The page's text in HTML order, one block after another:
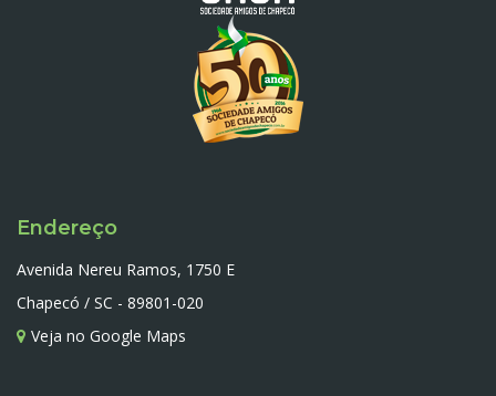
Endereço
Avenida Nereu Ramos, 1750 E
Chapecó / SC - 89801-020
Veja no Google Maps